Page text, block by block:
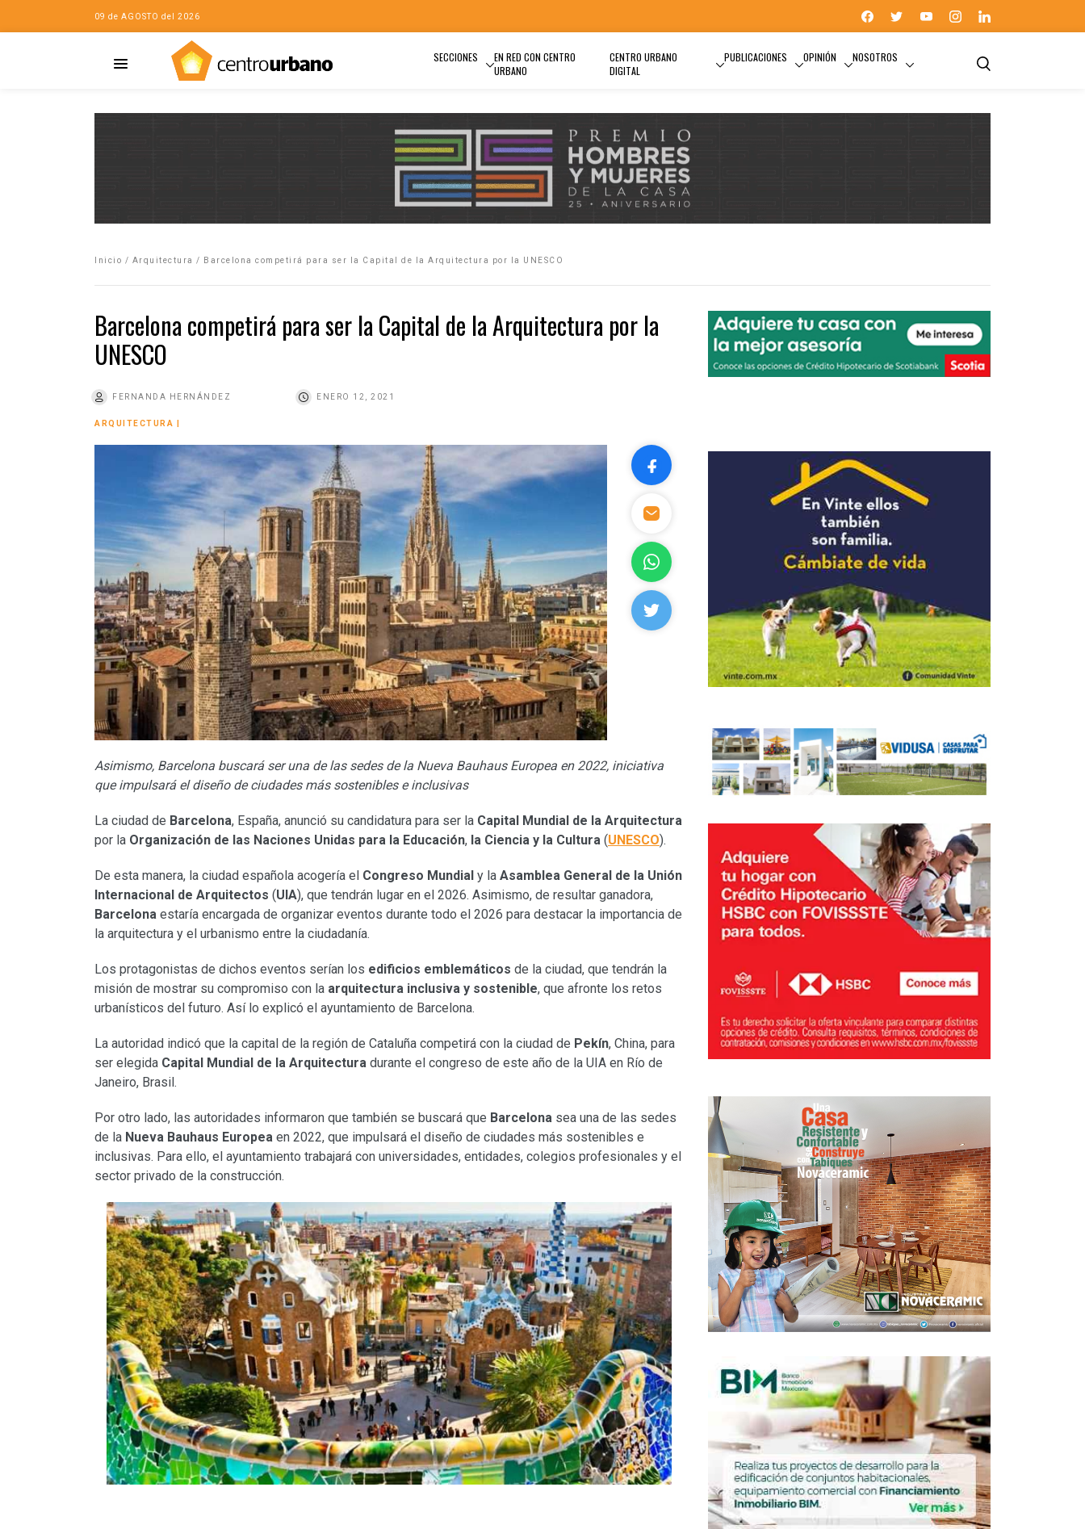
09 de AGOSTO del 2026
SECCIONES
EN RED CON CENTRO
URBANO
CENTRO URBANO
DIGITAL
PUBLICACIONES OPINIÓN NOSOTROS
Inicio / Arquitectura / Barcelona competirá para ser la Capital de la Arquitectura por la UNESCO
Barcelona competirá para ser la Capital de la Arquitectura por la
UNESCO
FERNANDA HERNÁNDEZ ENERO 12, 2021
ARQUITECTURA
Asimismo, Barcelona buscará ser una de las sedes de la Nueva Bauhaus Europea en 2022, iniciativa
que impulsará el diseño de ciudades más sostenibles e inclusivas
La ciudad de Barcelona, España, anunció su candidatura para ser la Capital Mundial de la Arquitectura
por la Organización de las Naciones Unidas para la Educación, la Ciencia y la Cultura (UNESCO).
De esta manera, la ciudad española acogería el Congreso Mundial y la Asamblea General de la Unión
Internacional de Arquitectos (UIA), que tendrán lugar en el 2026. Asimismo, de resultar ganadora,
Barcelona estaría encargada de organizar eventos durante todo el 2026 para destacar la importancia de
la arquitectura y el urbanismo entre la ciudadanía.
Los protagonistas de dichos eventos serían los edificios emblemáticos de la ciudad, que tendrán la
misión de mostrar su compromiso con la arquitectura inclusiva y sostenible, que afronte los retos
urbanísticos del futuro. Así lo explicó el ayuntamiento de Barcelona.
La autoridad indicó que la capital de la región de Cataluña competirá con la ciudad de Pekín, China, para
ser elegida Capital Mundial de la Arquitectura durante el congreso de este año de la UIA en Río de
Janeiro, Brasil.
Por otro lado, las autoridades informaron que también se buscará que Barcelona sea una de las sedes
de la Nueva Bauhaus Europea en 2022, que impulsará el diseño de ciudades más sostenibles e
inclusivas. Para ello, el ayuntamiento trabajará con universidades, entidades, colegios profesionales y el
sector privado de la construcción.